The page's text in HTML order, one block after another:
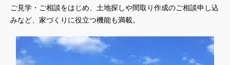
ご見学・ご相談をはじめ、土地探しや間取り作成のご相談申し込
みなど、家づくりに役立つ機能も満載。